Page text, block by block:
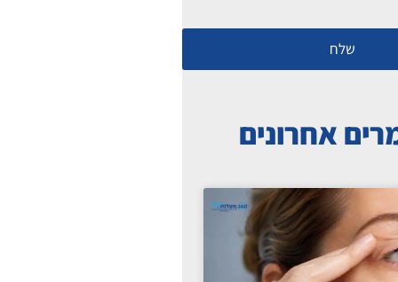
שלח
אחרונים